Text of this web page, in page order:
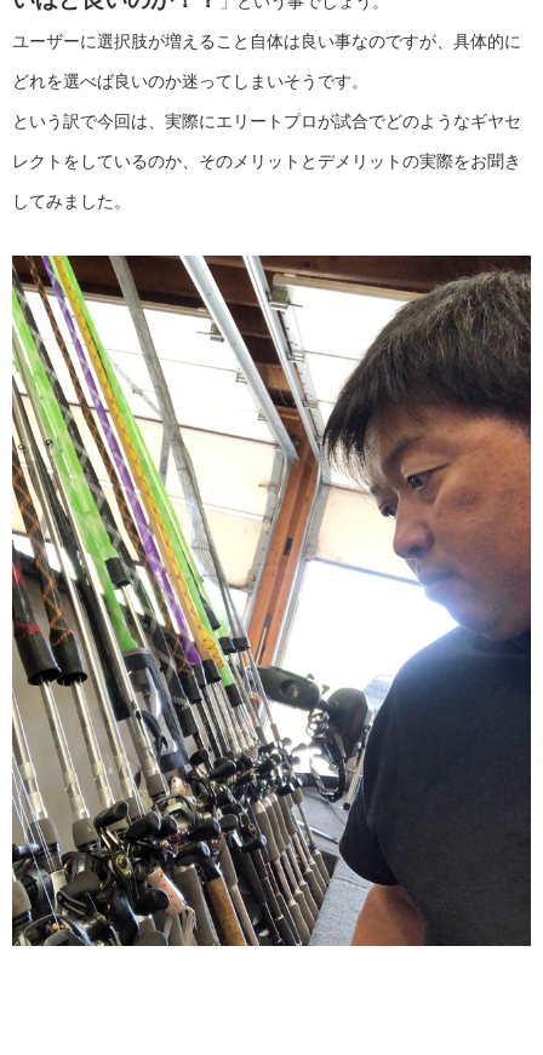
ユーザーに選択肢が増えること自体は良い事なのですが、具体的に
どれを選べば良いのか迷ってしまいそうです。
という訳で今回は、実際にエリートプロが試合でどのようなギヤセ
レクトをしているのか、そのメリットとデメリットの実際をお聞き
してみました。